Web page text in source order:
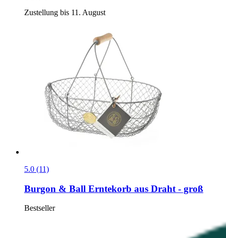
Zustellung bis 11. August
5.0 (11)
Burgon & Ball Erntekorb aus Draht -​ groß
Bestseller